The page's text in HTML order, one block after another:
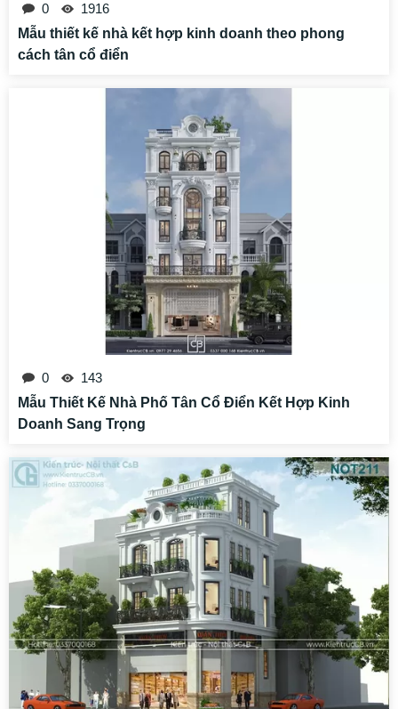
0
1916
Mẫu thiết kế nhà kết hợp kinh doanh theo phong
cách tân cổ điển
0
143
Mẫu Thiết Kế Nhà Phố Tân Cổ Điển Kết Hợp Kinh
Doanh Sang Trọng